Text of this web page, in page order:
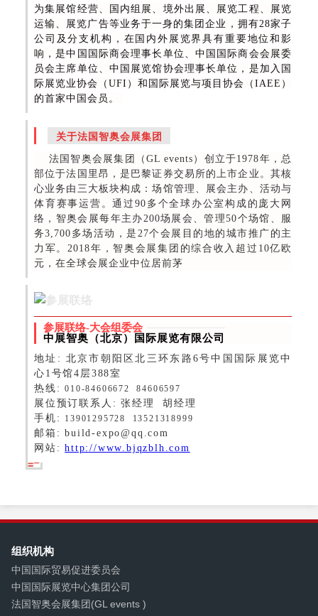
为集展馆经营、国内组展、境外出展、展览工程、展览
运输、展览广告等业务于一身的集团企业，拥有28家子
公司及分支机构，在国内外展览界具有重要地位和影
响，是中国国际商会理事长单位、中国国际商会会展委
员会主席单位、中国展览馆协会理事长单位，是加入国
际展览业协会（UFI）和国际展览与项目协会（IAEE）
的首家中国会员。
关于法国智奥会展集团
法国智奥会展集团（GL events）创立于1978年，总
部位于法国里昂，是巴黎证券交易所的上市企业。其核
心业务由三大板块构成：场馆管理、展会主办、活动与
体育赛事运营。通过90多个全球办公室构成的庞大网
络，智奥会展每年主办200场展会、管理50个场馆、服
务3,700多场活动，是27个会展目的地的城市推广的主
力军。2018年，智奥会展集团的综合收入超过10亿欧
元，在全球会展企业中位居前茅
参展联络-大会组委会
中展智奥（北京）国际展览有限公司
地址: 北京市朝阳区北三环东路6号中国国际展览中
心 1号馆4层388室
热线:010-84606672 84606597
展位预订联系人: 张经理 胡经理
手机: 13901295728 13521318999
邮箱: build-expo@qq.com
网站:http://www.bjqzblh.com
组织机构
中国国际贸易促进委员会
中国国际展览中心集团公司
法国智奥会展集团(GL events )